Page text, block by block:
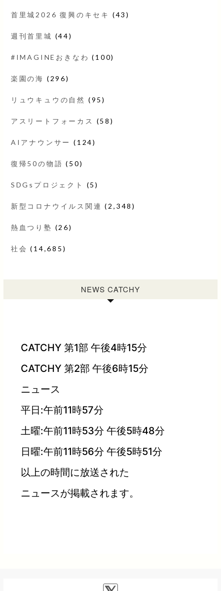
首里城2026 復興のキセキ (43)
週刊首里城 (44)
#IMAGINEおきなわ (100)
楽園の海 (296)
リュウキュウの自然 (95)
アスリートフォーカス (58)
AIアナウンサー (124)
復帰50の物語 (50)
SDGsプロジェクト (5)
新型コロナウイルス関連 (2,348)
熱血つり塾 (26)
社会 (14,685)
NEWS CATCHY
CATCHY 第1部 午後4時15分
CATCHY 第2部 午後6時15分
ニュース
平日:午前11時57分
土曜:午前11時53分 午後5時48分
日曜:午前11時56分 午後5時51分
以上の時間に放送された
ニュースが掲載されます。